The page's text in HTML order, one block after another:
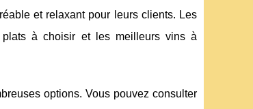
et relaxant pour leurs clients. Les
plats à choisir et les meilleurs vins à
options. Vous pouvez consulter